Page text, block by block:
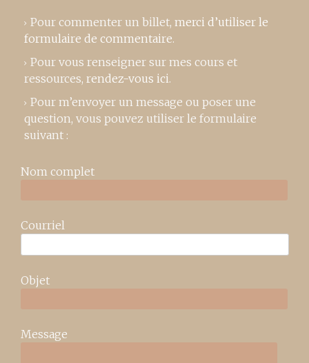
Pour commenter un billet, merci d’utiliser le
formulaire de commentaire.
Pour vous renseigner sur mes cours et
ressources, rendez-vous ici.
Pour m’envoyer un message ou poser une
question, vous pouvez utiliser le formulaire
suivant :
Nom complet
Courriel
Objet
Message